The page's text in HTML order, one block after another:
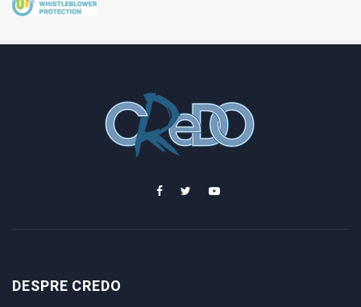
DESPRE CREDO